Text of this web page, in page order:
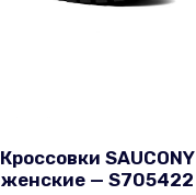
Кроссовки SAUCONY
женские — S705422